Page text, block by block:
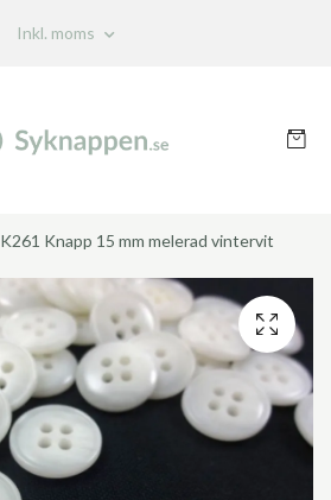
Inkl. moms
K261 Knapp 15 mm melerad vintervit